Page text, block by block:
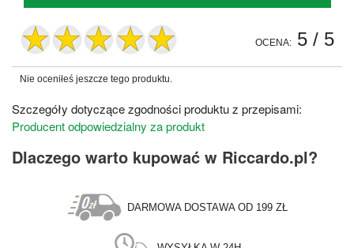
OCENA: 5 / 5
Nie oceniłeś jeszcze tego produktu.
Szczegóły dotyczące zgodności produktu z przepisami:
Producent odpowiedzialny za produkt
Dlaczego warto kupować w Riccardo.pl?
DARMOWA DOSTAWA OD 199 ZŁ